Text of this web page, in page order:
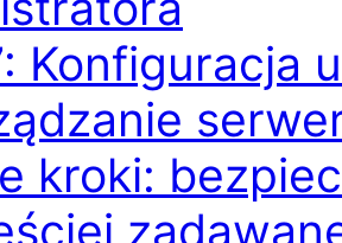
Konfiguracja
kroki: